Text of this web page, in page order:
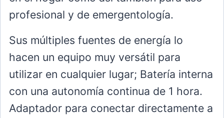
profesional y de emergentología.
Sus múltiples fuentes de energía lo
hacen un equipo muy versátil para
utilizar en cualquier lugar; Batería interna
con una autonomía continua de 1 hora.
Adaptador para conectar directamente a